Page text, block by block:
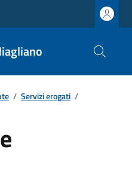
/ Servizi erogati /